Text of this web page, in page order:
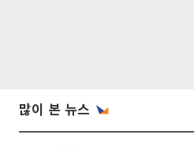
많이 본 뉴스